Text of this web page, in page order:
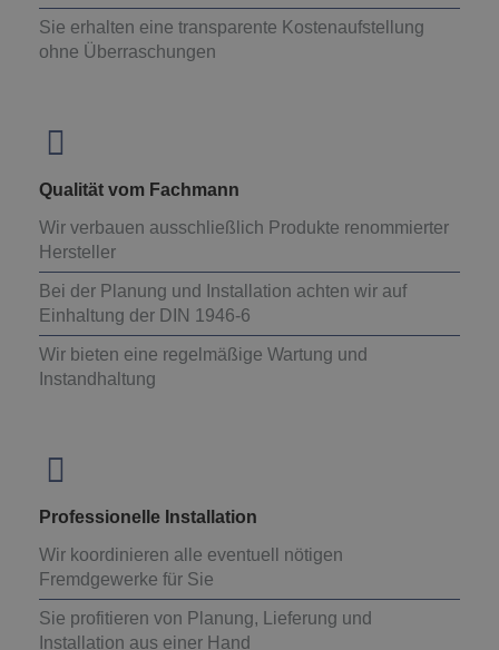
Sie erhalten eine transparente Kostenaufstellung
ohne Überraschungen
Qualität vom Fachmann
Wir verbauen ausschließlich Produkte renommierter
Hersteller
Bei der Planung und Installation achten wir auf
Einhaltung der DIN 1946-6
Wir bieten eine regelmäßige Wartung und
Instandhaltung
Professionelle Installation
Wir koordinieren alle eventuell nötigen
Fremdgewerke für Sie
Sie profitieren von Planung, Lieferung und
Installation aus einer Hand